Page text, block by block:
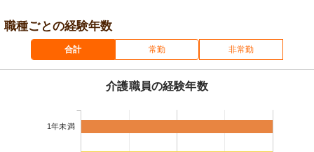
職種ごとの経験年数
合計 常勤 非常勤
介護職員の経験年数
1年未満